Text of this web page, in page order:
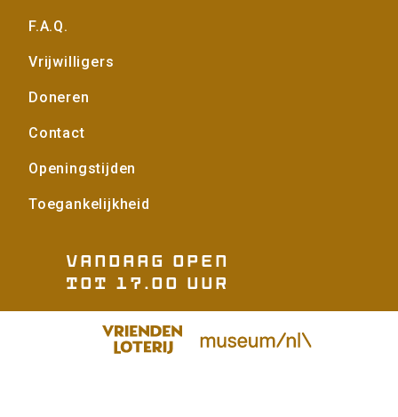
F.A.Q.
Vrijwilligers
Doneren
Contact
Openingstijden
Toegankelijkheid
Vandaag open
tot 17.00 uur